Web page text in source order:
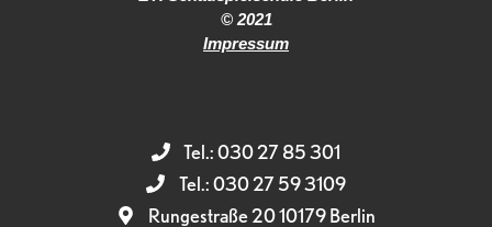
© 2021
Impressum
Tel.: 030 27 85 301
Tel.: 030 27 59 3109
Rungestraße 20 10179 Berlin